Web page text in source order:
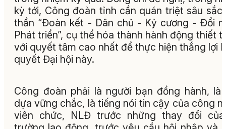
kỳ tới, Công đoàn tỉnh cần quán triệt sâu sắc
thần “Đoàn kết - Dân chủ - Kỷ cương - Đổi
Phát triển”, cụ thể hóa thành hành động thiết
với quyết tâm cao nhất để thực hiện thắng lợi
quyết Đại hội này.
Công đoàn phải là người bạn đồng hành, là
dựa vững chắc, là tiếng nói tin cậy của công
viên chức, NLĐ trước những thay đổi